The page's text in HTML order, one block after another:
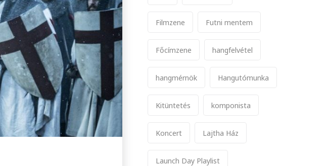
Filmzene Futni mentem
Főcímzene hangfelvétel
hangmérnök Hangutómunka
Kitüntetés komponista
Koncert Lajtha Ház
Launch Day Playlist